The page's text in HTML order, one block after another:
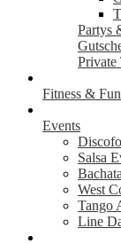
Partys
Private
Fitness & Fun
Events
Salsa
West
Tango
Line